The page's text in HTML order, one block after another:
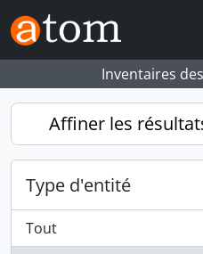
Skip to main content
Inventaires
Affiner les
Type d'entité
Tout